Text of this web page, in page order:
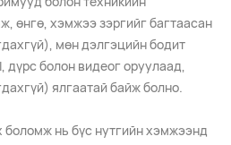
өнгө, хэмжээ зэргийг багтаасан
мөн дэлгэцийн бодит
дүрс болон видеог оруулаад,
ялгаатай байж болно.
нь бүс нутгийн хэмжээнд